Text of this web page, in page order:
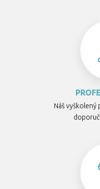
Náš vyškolený